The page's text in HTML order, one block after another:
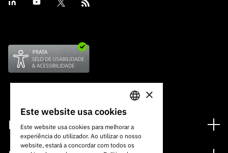
Financiamento
Programas de Financiamento
PORTUGUESE
ENGLISH
×
Este website usa cookies
Este website usa cookies para melhorar a
experiência do utilizador. Ao utilizar o nosso
website, estará a concordar com todos os